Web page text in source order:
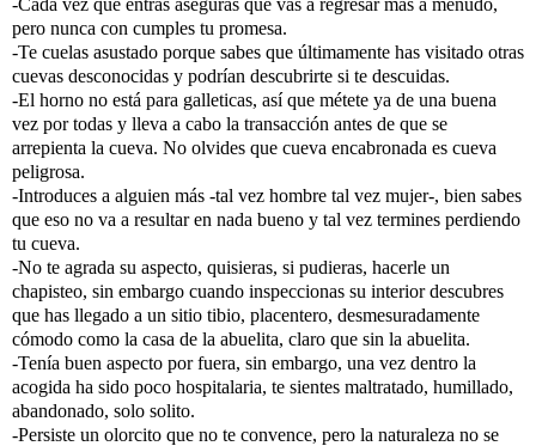
pero nunca con cumples tu promesa.
-Te cuelas asustado porque sabes que últimamente has visitado otras
cuevas desconocidas y podrían descubrirte si te descuidas.
-El horno no está para galleticas, así que métete ya de una buena
vez por todas y lleva a cabo la transacción antes de que se
arrepienta la cueva. No olvides que cueva encabronada es cueva
peligrosa.
-Introduces a alguien más -tal vez hombre tal vez mujer-, bien sabes
que eso no va a resultar en nada bueno y tal vez termines perdiendo
tu cueva.
-No te agrada su aspecto, quisieras, si pudieras, hacerle un
chapisteo, sin embargo cuando inspeccionas su interior descubres
que has llegado a un sitio tibio, placentero, desmesuradamente
cómodo como la casa de la abuelita, claro que sin la abuelita.
-Tenía buen aspecto por fuera, sin embargo, una vez dentro la
acogida ha sido poco hospitalaria, te sientes maltratado, humillado,
abandonado, solo solito.
-Persiste un olorcito que no te convence, pero la naturaleza no se